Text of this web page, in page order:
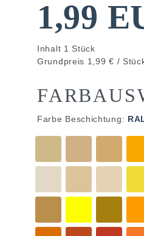
1,99
Inhalt 1 Stück
Grundpreis 1,99 € /
Farbe Beschichtung: